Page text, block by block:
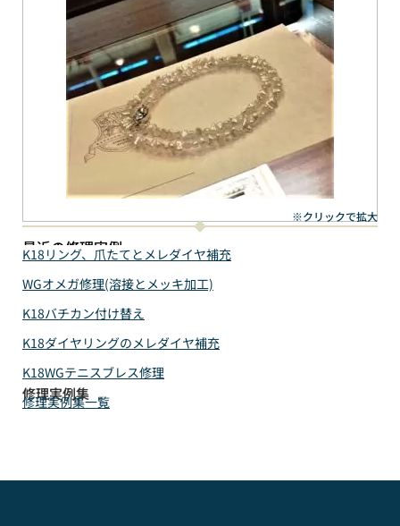
※クリックで拡大
最近の修理実例
K18リング、爪たてとメレダイヤ補充
WGオメガ修理(溶接とメッキ加工)
K18バチカン付け替え
K18ダイヤリングのメレダイヤ補充
K18WGテニスブレス修理
修理実例集
修理実例集一覧